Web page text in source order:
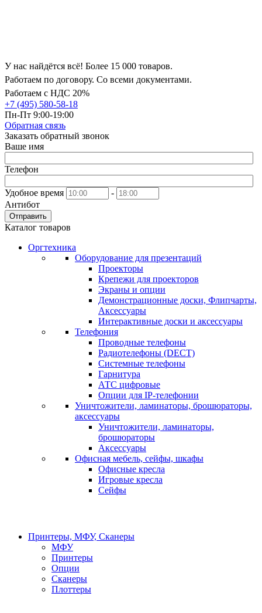
У нас найдётся всё! Более 15 000 товаров.
Работаем по договору. Со всеми документами.
Работаем с НДС 20%
+7 (495) 580-58-18
Пн-Пт 9:00-19:00
Обратная связь
Заказать обратный звонок
Ваше имя
Телефон
Удобное время
-
Антибот
Отправить
Каталог товаров
Оргтехника
Оборудование для презентаций
Проекторы
Крепежи для проекторов
Экраны и опции
Демонстрационные доски, Флипчарты,
Аксессуары
Интерактивные доски и аксессуары
Телефония
Проводные телефоны
Радиотелефоны (DECT)
Системные телефоны
Гарнитура
АТС цифровые
Опции для IP-телефонии
Уничтожители, ламинаторы, брошюраторы,
аксессуары
Уничтожители, ламинаторы,
брошюраторы
Аксессуары
Офисная мебель, сейфы, шкафы
Офисные кресла
Игровые кресла
Сейфы
Принтеры, МФУ, Сканеры
МФУ
Принтеры
Опции
Сканеры
Плоттеры